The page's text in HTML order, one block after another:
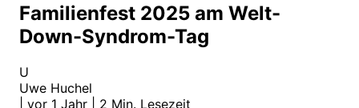
Familienfest 2025 am Welt-
Down-Syndrom-Tag
U
Uwe Huchel
vor 1 Jahr 2 Min. Lesezeit